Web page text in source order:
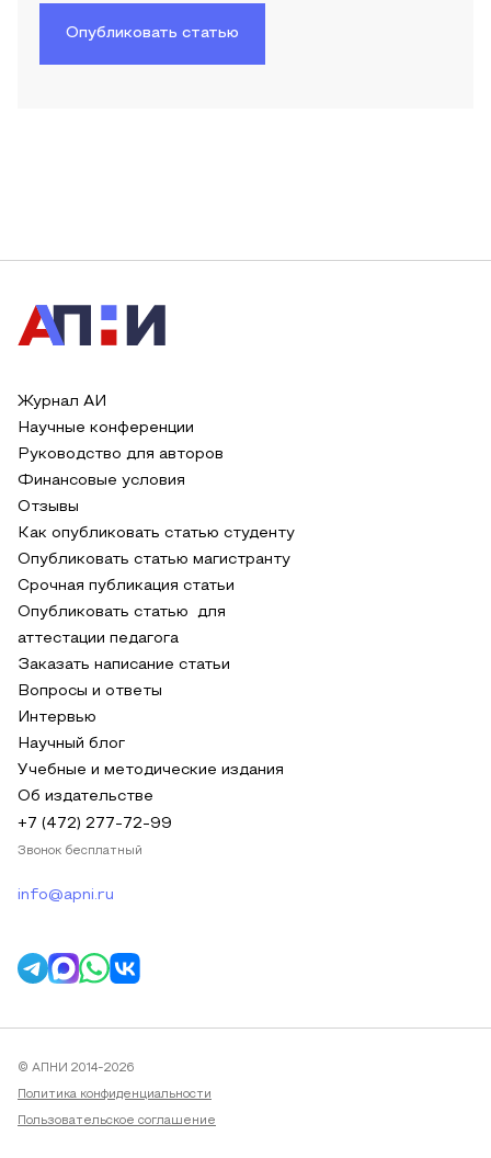
Опубликовать статью
Журнал АИ
Научные конференции
Руководство для авторов
Финансовые условия
Отзывы
Как опубликовать статью студенту
Опубликовать статью магистранту
Срочная публикация статьи
Опубликовать статью для
аттестации педагога
Заказать написание статьи
Вопросы и ответы
Интервью
Научный блог
Учебные и методические издания
Об издательстве
+7 (472) 277-72-99
Звонок бесплатный
info@apni.ru
© АПНИ 2014-2026
Политика конфиденциальности
Пользовательское соглашение